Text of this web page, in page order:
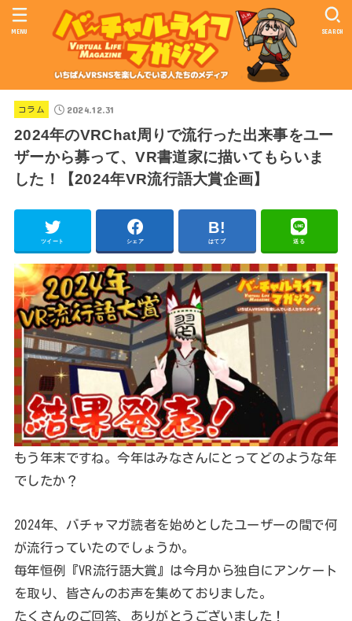
SEARCH
MENU
コラム 2024.12.31
2024年のVRChat周りで流行った出来事をユー
ザーから募って、VR書道家に描いてもらいま
した！【2024年VR流行語大賞企画】
ツイート シェア はてブ 送る
もう年末ですね。今年はみなさんにとってどのような年
でしたか？
2024年、バチャマガ読者を始めとしたユーザーの間で何
が流行っていたのでしょうか。
毎年恒例『VR流行語大賞』は今月から独自にアンケート
を取り、皆さんのお声を集めておりました。
たくさんのご回答、ありがとうございました！